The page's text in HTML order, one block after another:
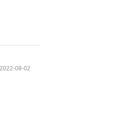
2022-08-02